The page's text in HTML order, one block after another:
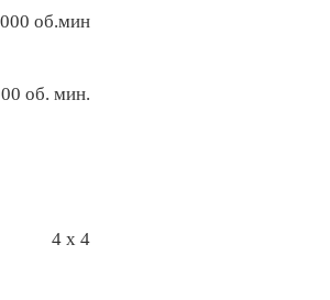
об.мин
об. мин.
4 x 4